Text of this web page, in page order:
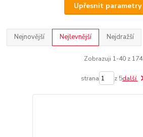
Upřesnit parametry
Nejnovější Nejlevnější Nejdražší
Zobrazuji 1-40 z 174
strana z 5další